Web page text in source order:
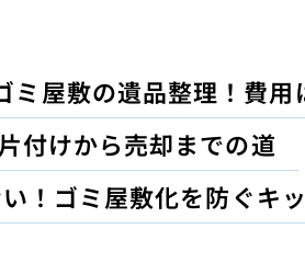
ミ屋敷の遺品整理！費用
付けから売却までの道
！ゴミ屋敷化を防ぐキ